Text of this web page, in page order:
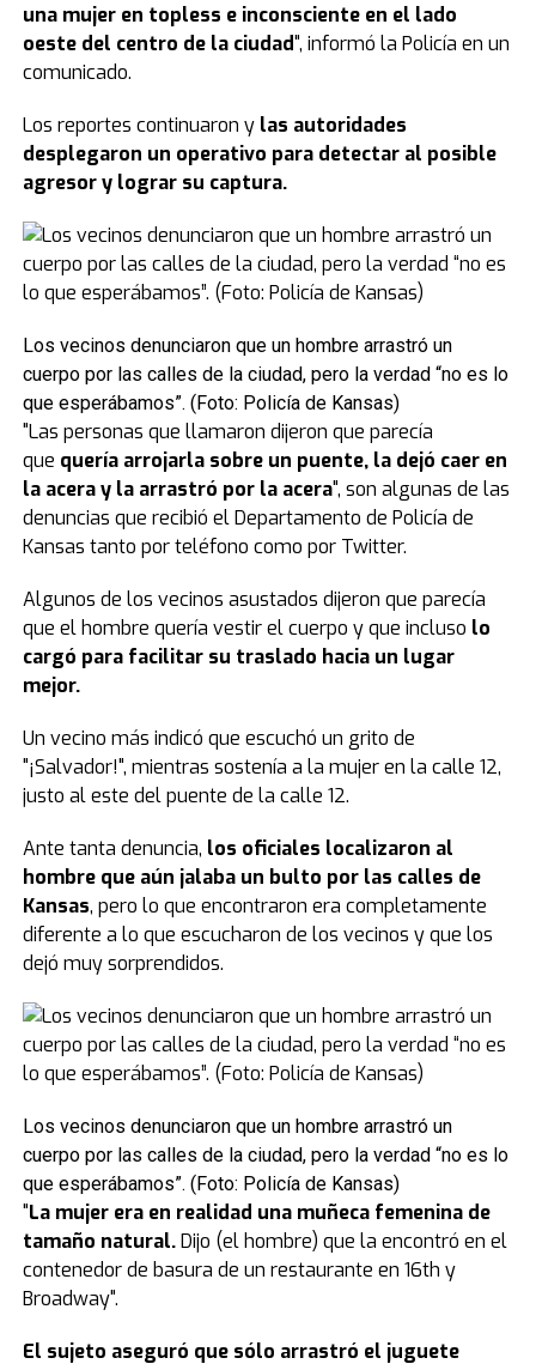
una mujer en topless e inconsciente en el lado
oeste del centro de la ciudad", informó la Policía en un
comunicado.
Los reportes continuaron y las autoridades
desplegaron un operativo para detectar al posible
agresor y lograr su captura.
Los vecinos denunciaron que un hombre arrastró un
cuerpo por las calles de la ciudad, pero la verdad “no es lo
que esperábamos”. (Foto: Policía de Kansas)
"Las personas que llamaron dijeron que parecía
que quería arrojarla sobre un puente, la dejó caer en
la acera y la arrastró por la acera", son algunas de las
denuncias que recibió el Departamento de Policía de
Kansas tanto por teléfono como por Twitter.
Algunos de los vecinos asustados dijeron que parecía
que el hombre quería vestir el cuerpo y que incluso lo
cargó para facilitar su traslado hacia un lugar
mejor.
Un vecino más indicó que escuchó un grito de
"¡Salvador!", mientras sostenía a la mujer en la calle 12,
justo al este del puente de la calle 12.
Ante tanta denuncia, los oficiales localizaron al
hombre que aún jalaba un bulto por las calles de
Kansas, pero lo que encontraron era completamente
diferente a lo que escucharon de los vecinos y que los
dejó muy sorprendidos.
Los vecinos denunciaron que un hombre arrastró un
cuerpo por las calles de la ciudad, pero la verdad “no es lo
que esperábamos”. (Foto: Policía de Kansas)
"La mujer era en realidad una muñeca femenina de
tamaño natural.Dijo (el hombre) que la encontró en el
contenedor de basura de un restaurante en 16th y
Broadway".
El sujeto aseguró que sólo arrastró el juguete